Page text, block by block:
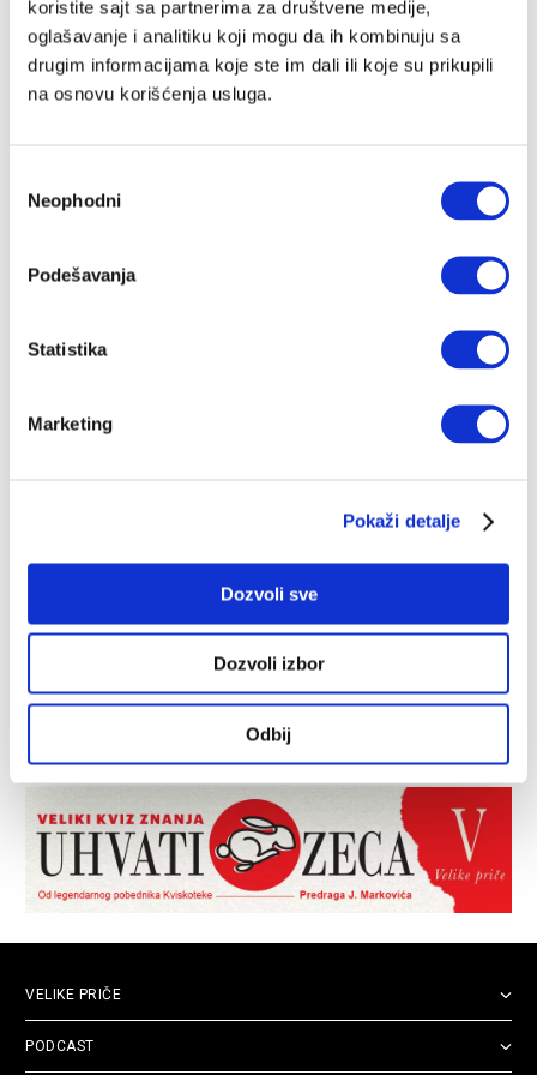
koristite sajt sa partnerima za društvene medije,
oglašavanje i analitiku koji mogu da ih kombinuju sa
drugim informacijama koje ste im dali ili koje su prikupili
na osnovu korišćenja usluga.
сагласности
Neophodni
Podešavanja
Statistika
Marketing
Pokaži detalje
Dozvoli sve
Dozvoli izbor
Odbij
Krčmimo svoje nasljedstvo kao da smo
zadnja generacija
Nekako i negdje postali smo takvi neradnici, raspikuće
i bekrije, da je jedini način za namaći pare u
VELIKE PRIČE
PODCAST